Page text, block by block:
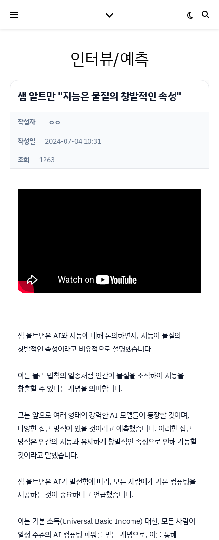
인터뷰/예측
샘 알트만 "지능은 물질의 창발적인 속성"
작성자 ㅇㅇ
작성일
2024-07-04 10:31
조회
1263
샘 올트먼은 AI와 지능에 대해 논의하면서, 지능이 물질의
창발적인 속성이라고 비유적으로 설명했습니다.
이는 물리 법칙의 일종처럼 인간이 물질을 조작하여 지능을
창출할 수 있다는 개념을 의미합니다.
그는 앞으로 여러 형태의 강력한 AI 모델들이 등장할 것이며,
다양한 접근 방식이 있을 것이라고 예측했습니다. 이러한 접근
방식은 인간의 지능과 유사하게 창발적인 속성으로 인해 가능할
것이라고 말했습니다.
샘 올트먼은 AI가 발전함에 따라, 모든 사람에게 기본 컴퓨팅을
제공하는 것이 중요하다고 언급했습니다.
이는 기본 소득(Universal Basic Income) 대신, 모든 사람이
일정 수준의 AI 컴퓨팅 파워를 받는 개념으로, 이를 통해